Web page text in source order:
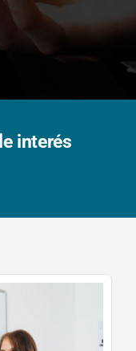
interés